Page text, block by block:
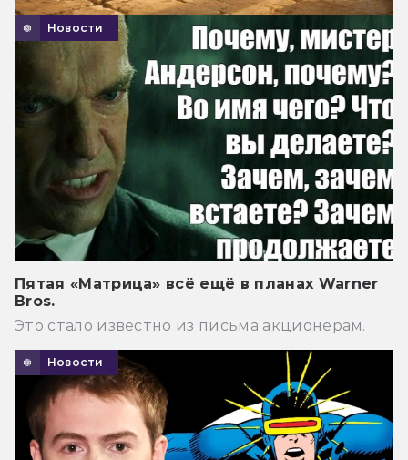
Новости
Пятая «Матрица» всё ещё в планах Warner
Bros.
Это стало известно из письма акционерам.
Новости